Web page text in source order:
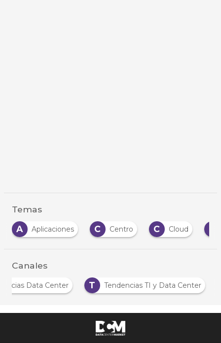
Temas
A
Aplicaciones C Centro C Cloud
Canales
Data Center T Tendencias TI y Data Center